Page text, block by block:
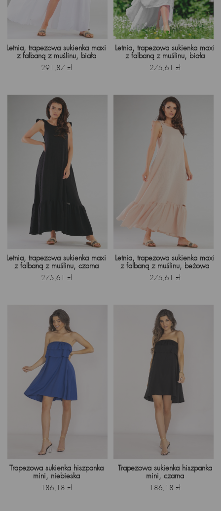
Letnia, trapezowa sukienka maxi
z falbaną z muślinu, biała
Cena
291,87 zł
Letnia, trapezowa sukienka maxi
z falbaną z muślinu, biała
Cena
275,61 zł
Letnia, trapezowa sukienka maxi
z falbaną z muślinu, czarna
Cena
275,61 zł
Letnia, trapezowa sukienka maxi
z falbaną z muślinu, beżowa
Cena
275,61 zł
Trapezowa sukienka hiszpanka
mini, niebieska
Cena
186,18 zł
Trapezowa sukienka hiszpanka
mini, czarna
Cena
186,18 zł